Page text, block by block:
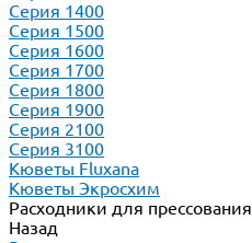
Серия 1400
Серия 1500
Серия 1600
Серия 1700
Серия 1800
Серия 1900
Серия 2100
Серия 3100
Кюветы Fluxana
Кюветы Экросхим
Расходники для прессования
Назад